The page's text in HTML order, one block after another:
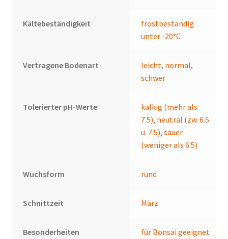
Kältebeständigkeit
frostbeständig
unter -20°C
Vertragene Bodenart leicht, normal,
schwer
Tolerierter pH-Werte
kalkig (mehr als
7.5), neutral (zw. 6.5
u. 7.5),sauer
(weniger als 6.5)
Wuchsform rund
Schnittzeit März
Besonderheiten für Bonsai geeignet